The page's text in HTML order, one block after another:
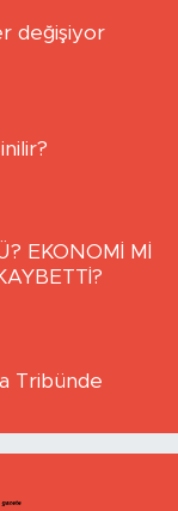
değişiyor
EKONOMİ Mİ
Tribünde